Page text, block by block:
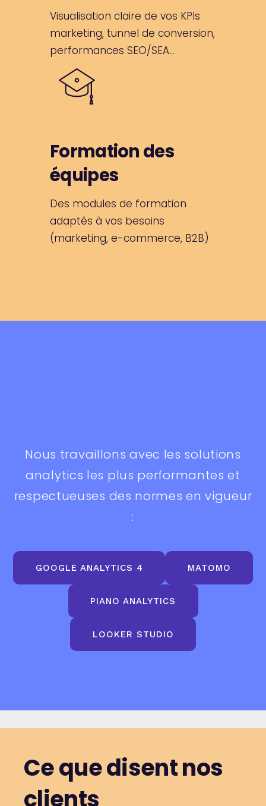
Visualisation claire de vos KPIs
marketing, tunnel de conversion,
performances SEO/SEA…
Formation des
équipes
Des modules de formation
adaptés à vos besoins
(marketing, e-commerce, B2B)
Nous travaillons avec les solutions
analytics les plus performantes et
respectueuses des normes en vigueur
:
GOOGLE ANALYTICS 4 MATOMO
PIANO ANALYTICS
LOOKER STUDIO
Ce que disent nos
clients